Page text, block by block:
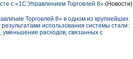
с «1С:Управлением Торговлей 8» (Новости)
Торговлей 8» в одном из крупнейших
использования системы стали:
уменьшение расходов, связанных с